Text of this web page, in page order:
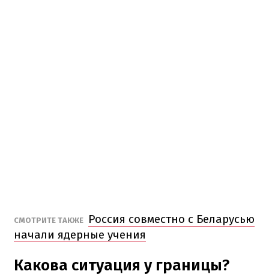
СМОТРИТЕ ТАКЖЕ
Россия совместно с Беларусью
начали ядерные учения
Какова ситуация у границы?